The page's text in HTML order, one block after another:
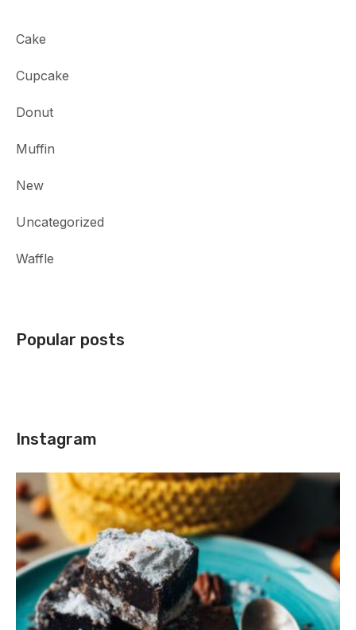
Cake
Cupcake
Donut
Muffin
New
Uncategorized
Waffle
Popular posts
Instagram